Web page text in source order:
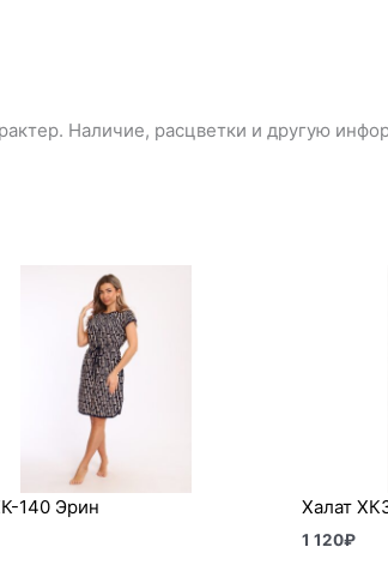
Наличие, расцветки и другую
140 Эрин Халат
1 120₽